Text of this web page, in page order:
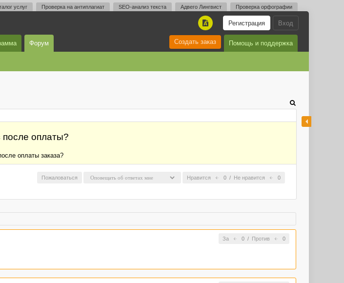
услуг Проверка на антиплагиат SEO-анализ текста Адвего Лингвист Проверка орфографии
Вход
Регистрация
A
Форум Помощь и поддержка
Создать заказ
после оплаты?
оплаты заказа?
Нравится 0 / Не нравится 0
Пожаловаться
За 0/ Против 0